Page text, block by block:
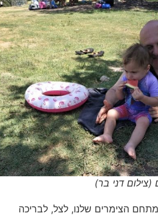
דני בר)
הצימרים שלנו, לצל, לבריכה